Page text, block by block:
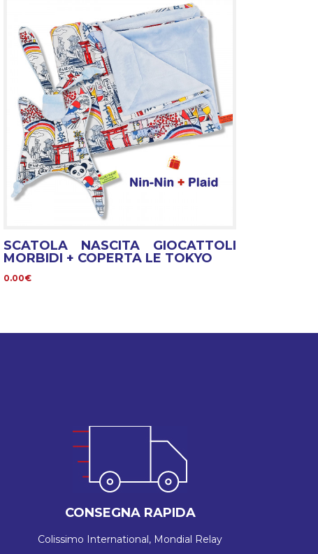
SCATOLA NASCITA GIOCATTOLI
MORBIDI + COPERTA LE TOKYO
0.00€
CONSEGNA RAPIDA
Colissimo International, Mondial Relay